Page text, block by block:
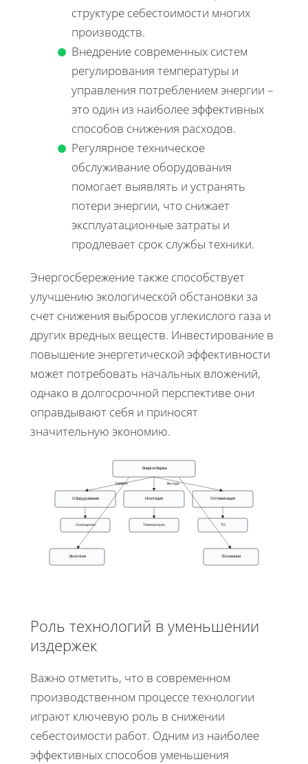
структуре себестоимости многих
производств.
Внедрение современных систем
регулирования температуры и
управления потреблением энергии –
это один из наиболее эффективных
способов снижения расходов.
Регулярное техническое
обслуживание оборудования
помогает выявлять и устранять
потери энергии, что снижает
эксплуатационные затраты и
продлевает срок службы техники.
Энергосбережение также способствует
улучшению экологической обстановки за
счет снижения выбросов углекислого газа и
других вредных веществ. Инвестирование в
повышение энергетической эффективности
может потребовать начальных вложений,
однако в долгосрочной перспективе они
оправдывают себя и приносят
значительную экономию.
Энергосбереж
Оборудование Изоляция Оптимизация
Освещение Температура ТО
Экология Вложения
Эффект Выгода
Роль технологий в уменьшении
издержек
Важно отметить, что в современном
производственном процессе технологии
играют ключевую роль в снижении
себестоимости работ. Одним из наиболее
эффективных способов уменьшения